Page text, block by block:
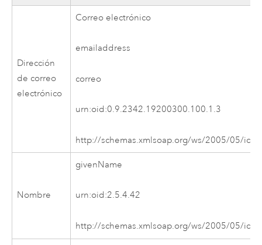
Dirección
de correo
electrónico
Correo electrónico
emailaddress
correo
urn:oid:0.9.2342.19200300.100.1.3
http://schemas.xmlsoap.org/ws/2005/05/
Nombre
givenName
urn:oid:2.5.4.42
http://schemas.xmlsoap.org/ws/2005/05/